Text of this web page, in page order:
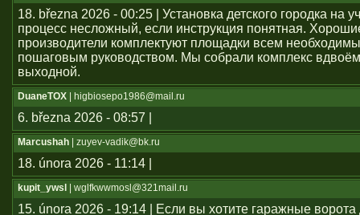
18. března 2026 - 00:25 | Установка детского городка на
процесс несложный, если инструкция понятная.
производители комплектуют площадки всем
пошаговым руководством. Мы собрали комплекс
выходной.
DuaneTOX | higbiosepo1986@mail.ru
6. března 2026 - 08:57 |
Marcushah | zuyev-vadik@bk.ru
18. února 2026 - 11:14 |
kupit_ywsl | wglfkwwmosl@321mail.ru
15. února 2026 - 19:14 | Если вы хотите гаражные